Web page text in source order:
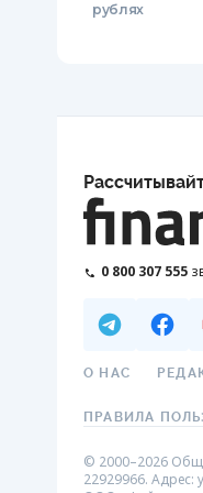
рублях
0 800 307 555
О НАС
ПРАВИЛА
© 2000–2026
22929966. Адрес: